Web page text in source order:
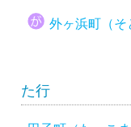
外ヶ浜町（そ
た行